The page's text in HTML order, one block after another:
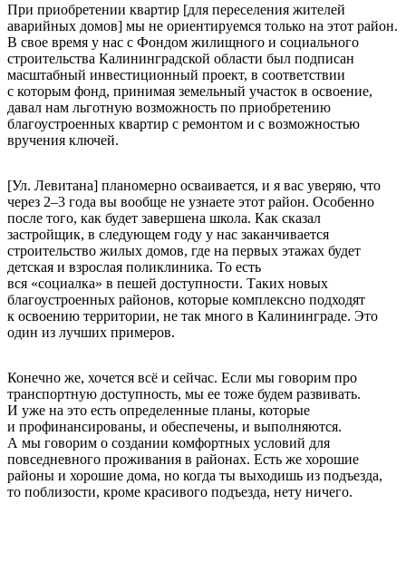
При приобретении квартир [для переселения жителей
аварийных домов] мы не ориентируемся только на этот район.
В свое время у нас с Фондом жилищного и социального
строительства Калининградской области был подписан
масштабный инвестиционный проект, в соответствии
с которым фонд, принимая земельный участок в освоение,
давал нам льготную возможность по приобретению
благоустроенных квартир с ремонтом и с возможностью
вручения ключей.
[Ул. Левитана] планомерно осваивается, и я вас уверяю, что
через 2–3 года вы вообще не узнаете этот район. Особенно
после того, как будет завершена школа. Как сказал
застройщик, в следующем году у нас заканчивается
строительство жилых домов, где на первых этажах будет
детская и взрослая поликлиника. То есть
вся «социалка» в пешей доступности. Таких новых
благоустроенных районов, которые комплексно подходят
к освоению территории, не так много в Калининграде. Это
один из лучших примеров.
Конечно же, хочется всё и сейчас. Если мы говорим про
транспортную доступность, мы ее тоже будем развивать.
И уже на это есть определенные планы, которые
и профинансированы, и обеспечены, и выполняются.
А мы говорим о создании комфортных условий для
повседневного проживания в районах. Есть же хорошие
районы и хорошие дома, но когда ты выходишь из подъезда,
то поблизости, кроме красивого подъезда, нету ничего.